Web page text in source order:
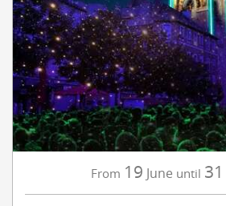
From 19 June until 31